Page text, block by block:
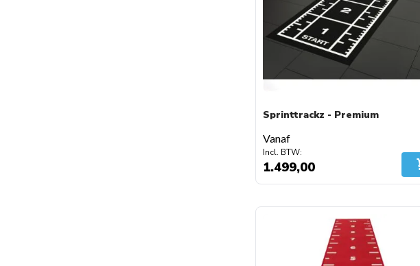
Sprinttrackz - Premium
Vanaf
1.499,00